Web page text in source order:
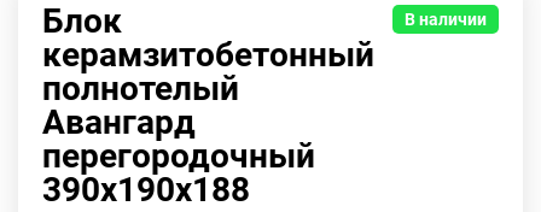
Блок
керамзитобетонный
полнотелый
Авангард
перегородочный
390х190х188
В наличии